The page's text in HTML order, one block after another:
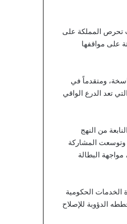
تحرص المملكة على
على مواقفها
ومتقدماً في
تعد الدرع الواقي
من النهج
وتوسعت المشاركة
البطالة
الخدمات الحكومية
الدؤوبة للإصلاح